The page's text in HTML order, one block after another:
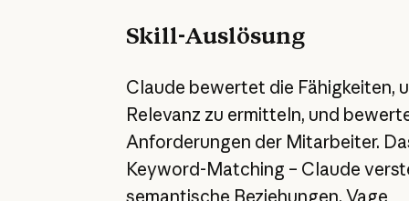
Skill-Auslösung
Claude bewertet die Fähigkeiten,
Relevanz zu ermitteln, und
Anforderungen der Mitarbeiter.
Keyword-Matching – Claude
semantische Beziehungen. Vage